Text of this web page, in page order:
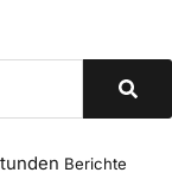
Berichte